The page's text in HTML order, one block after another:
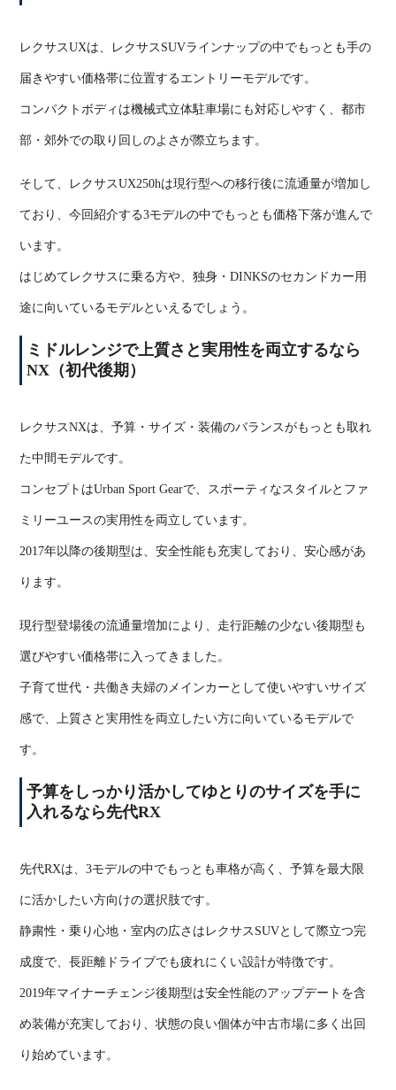
レクサスUXは、レクサス SUVラインナップの中でもっとも手の
届きやすい価格帯に位置するエントリーモデルです。
コンパクトボディは機械式立体駐車場にも対応しやすく、都市
部・郊外での取り回しのよさが際立ちます。
そして、レクサスUX250hは現行型への移行後に流通量が増加し
ており、今回紹介する3モデルの中でもっとも価格下落が進んで
います。
はじめてレクサスに乗る方や、独身・DINKSのセカンドカー用
途に向いているモデルといえるでしょう。
ミドルレンジで上質さと実用性を両立するなら
NX （初代後期）
レクサスNXは、予算・サイズ・装備のバランスがもっとも取れ
た中間モデルです。
コンセプトはUrban Sport Gearで、スポーティなスタイルとファ
ミリーユースの実用性を両立しています。
2017年以降の後期型は、安全性能も充実しており、安心感があ
ります。
現行型登場後の流通量増加により、走行距離の少ない後期型も
選びやすい価格帯に入ってきました。
子育て世代・共働き夫婦のメインカーとして使いやすいサイズ
感で、上質さと実用性を両立したい方に向いているモデルで
す。
予算をしっかり活かしてゆとりのサイズを手に
入れるなら先代RX
先代RXは、3モデルの中でもっとも車格が高く、予算を最大限
に活かしたい方向けの選択肢です。
静粛性・乗り心地・室内の広さはレクサス SUVとして際立つ完
成度で、長距離ドライブでも疲れにくい設計が特徴です。
2019年マイナーチェンジ後期型は安全性能のアップデートを含
め装備が充実しており、状態の良い個体が中古市場に多く出回
り始めています。